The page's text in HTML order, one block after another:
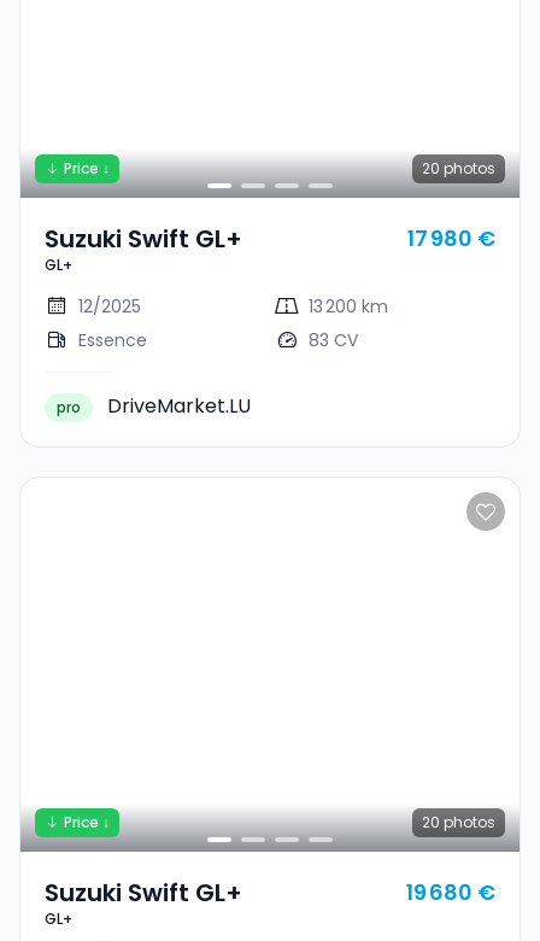
20 photos
Price ↓
Suzuki Swift GL+
GL+
17 980 €
12/2025
13 200 km
Essence
83 CV
pro DriveMarket.LU
20 photos
Price ↓
Suzuki Swift GL+
GL+
19 680 €